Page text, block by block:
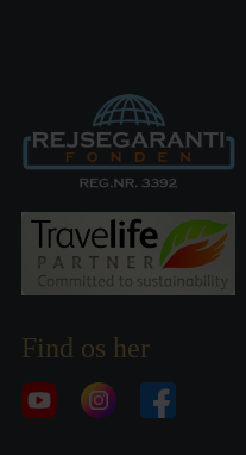
Find os her